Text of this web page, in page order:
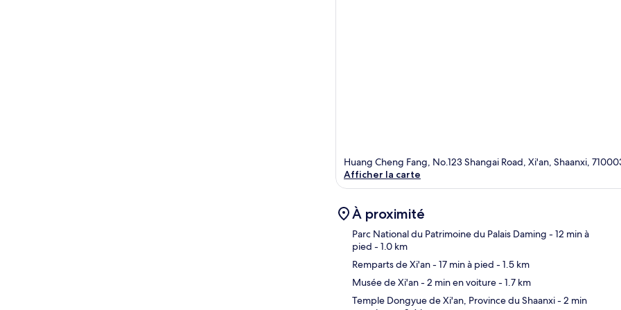
Huang Cheng Fang, No.123 Shangai Road, Xi'an, Shaanxi,
Afficher la carte
À proximité
Parc National du Patrimoine du Palais Daming - 12 min à
pied - 1.0 km
Remparts de Xi'an- 17 min à pied - 1.5 km
Musée de Xi'an- 2 min en voiture- 1.7 km
Temple Dongyue de Xi'an, Province du Shaanxi- 2 min